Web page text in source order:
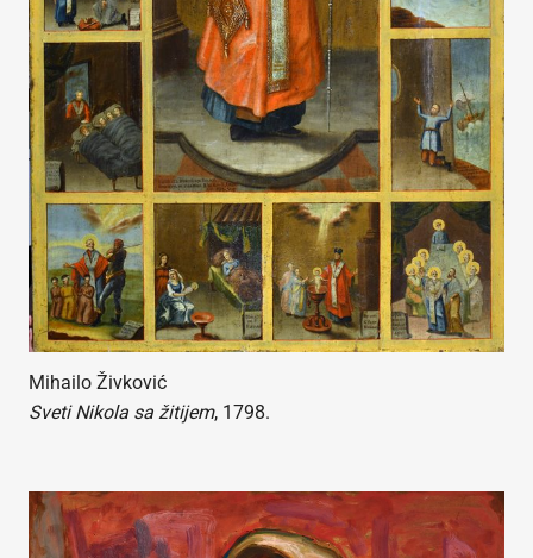
Mihailo Živković
Sveti Nikola sa žitijem, 1798.